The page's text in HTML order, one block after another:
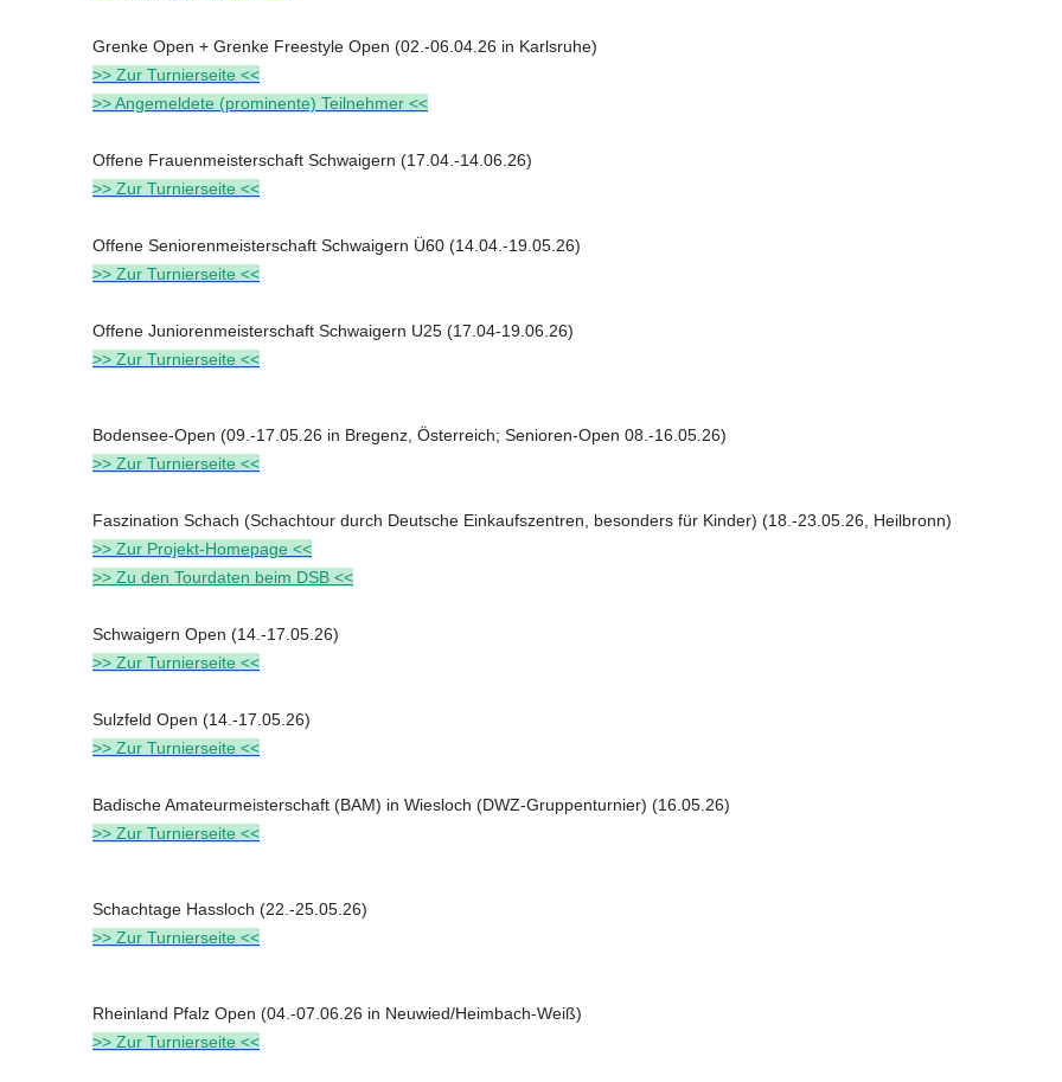
Grenke Open + Grenke Freestyle Open (02.-06.04.26 in Karlsruhe)
>> Zur Turnierseite <<
>> Angemeldete (prominente) Teilnehmer <<
Offene Frauenmeisterschaft Schwaigern (17.04.-14.06.26)
>> Zur Turnierseite <<
Offene Seniorenmeisterschaft Schwaigern Ü60 (14.04.-19.05.26)
>> Zur Turnierseite <<
Offene Juniorenmeisterschaft Schwaigern U25 (17.04-19.06.26)
>> Zur Turnierseite <<
Bodensee-Open (09.-17.05.26 in Bregenz, Österreich; Senioren-Open 08.-16.05.26)
>> Zur Turnierseite <<
Faszination Schach (Schachtour durch Deutsche Einkaufszentren, besonders für Kinder) (18.-23.05.26, Heilbronn)
>> Zur Projekt-Homepage <<
>> Zu den Tourdaten beim DSB <<
Schwaigern Open (14.-17.05.26)
>> Zur Turnierseite <<
Sulzfeld Open (14.-17.05.26)
>> Zur Turnierseite <<
Badische Amateurmeisterschaft (BAM) in Wiesloch (DWZ-Gruppenturnier) (16.05.26)
>> Zur Turnierseite <<
Schachtage Hassloch (22.-25.05.26)
>> Zur Turnierseite <<
Rheinland Pfalz Open (04.-07.06.26 in Neuwied/Heimbach-Weiß)
>> Zur Turnierseite <<